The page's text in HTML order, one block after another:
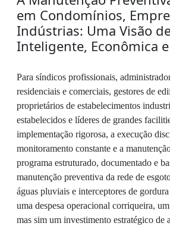
em Condomínios,
Indústrias: Uma Visão
Inteligente, Econômica
Para síndicos profissionais,
residenciais e comerciais, gestores de
proprietários de estabelecimentos
estabelecidos e líderes de grandes
implementação rigorosa, a execução
monitoramento constante e a
programa estruturado, documentado e
manutenção preventiva da rede de
águas pluviais e interceptores de
uma despesa operacional corriqueira,
mas sim um investimento estratégico de